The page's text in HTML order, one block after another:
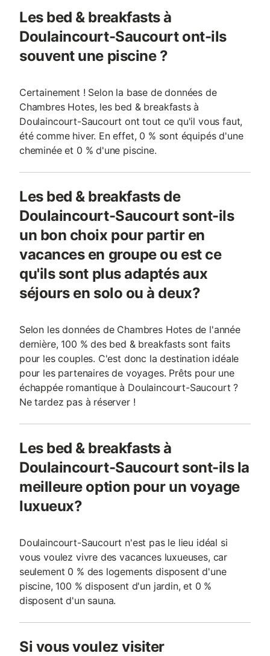
Les bed & breakfasts à
Doulaincourt-Saucourt ont-ils
souvent une piscine ?
Certainement ! Selon la base de données de
Chambres Hotes, les bed & breakfasts à
Doulaincourt-Saucourt ont tout ce qu'il vous faut,
été comme hiver. En effet, 0 % sont équipés d'une
cheminée et 0 % d'une piscine.
Les bed & breakfasts de
Doulaincourt-Saucourt sont-ils
un bon choix pour partir en
vacances en groupe ou est ce
qu'ils sont plus adaptés aux
séjours en solo ou à deux?
Selon les données de Chambres Hotes de l'année
dernière, 100 % des bed & breakfasts sont faits
pour les couples. C'est donc la destination idéale
pour les partenaires de voyages. Prêts pour une
échappée romantique à Doulaincourt-Saucourt ?
Ne tardez pas à réserver !
Les bed & breakfasts à
Doulaincourt-Saucourt sont-ils la
meilleure option pour un voyage
luxueux?
Doulaincourt-Saucourt n'est pas le lieu idéal si
vous voulez vivre des vacances luxueuses, car
seulement 0 % des logements disposent d'une
piscine, 100 % disposent d'un jardin, et 0 %
disposent d'un sauna.
Si vous voulez visiter